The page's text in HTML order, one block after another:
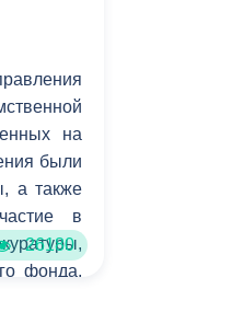
на
были
а также
в
фонда,
26180